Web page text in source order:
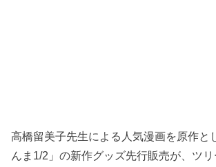
高橋留美子先生による人気漫画を原作と
んま1/2」の新作グッズ先行販売が、ツ